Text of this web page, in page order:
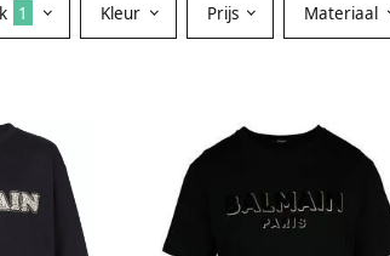
1 Kleur Prijs Materiaal